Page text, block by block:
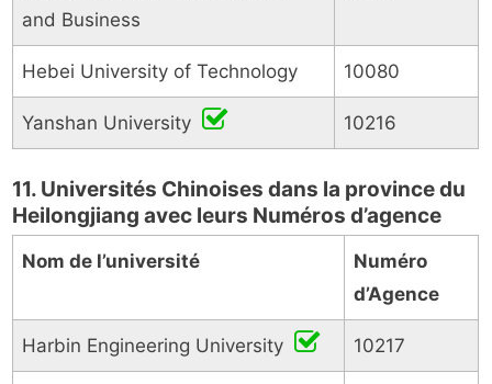
and Business
Hebei University of Technology 10080
Yanshan University 10216
11. Universités Chinoises dans la province du
Heilongjiang avec leurs Numéros d’agence
Nom de l’université
Numéro
d’Agence
Harbin Engineering University 10217